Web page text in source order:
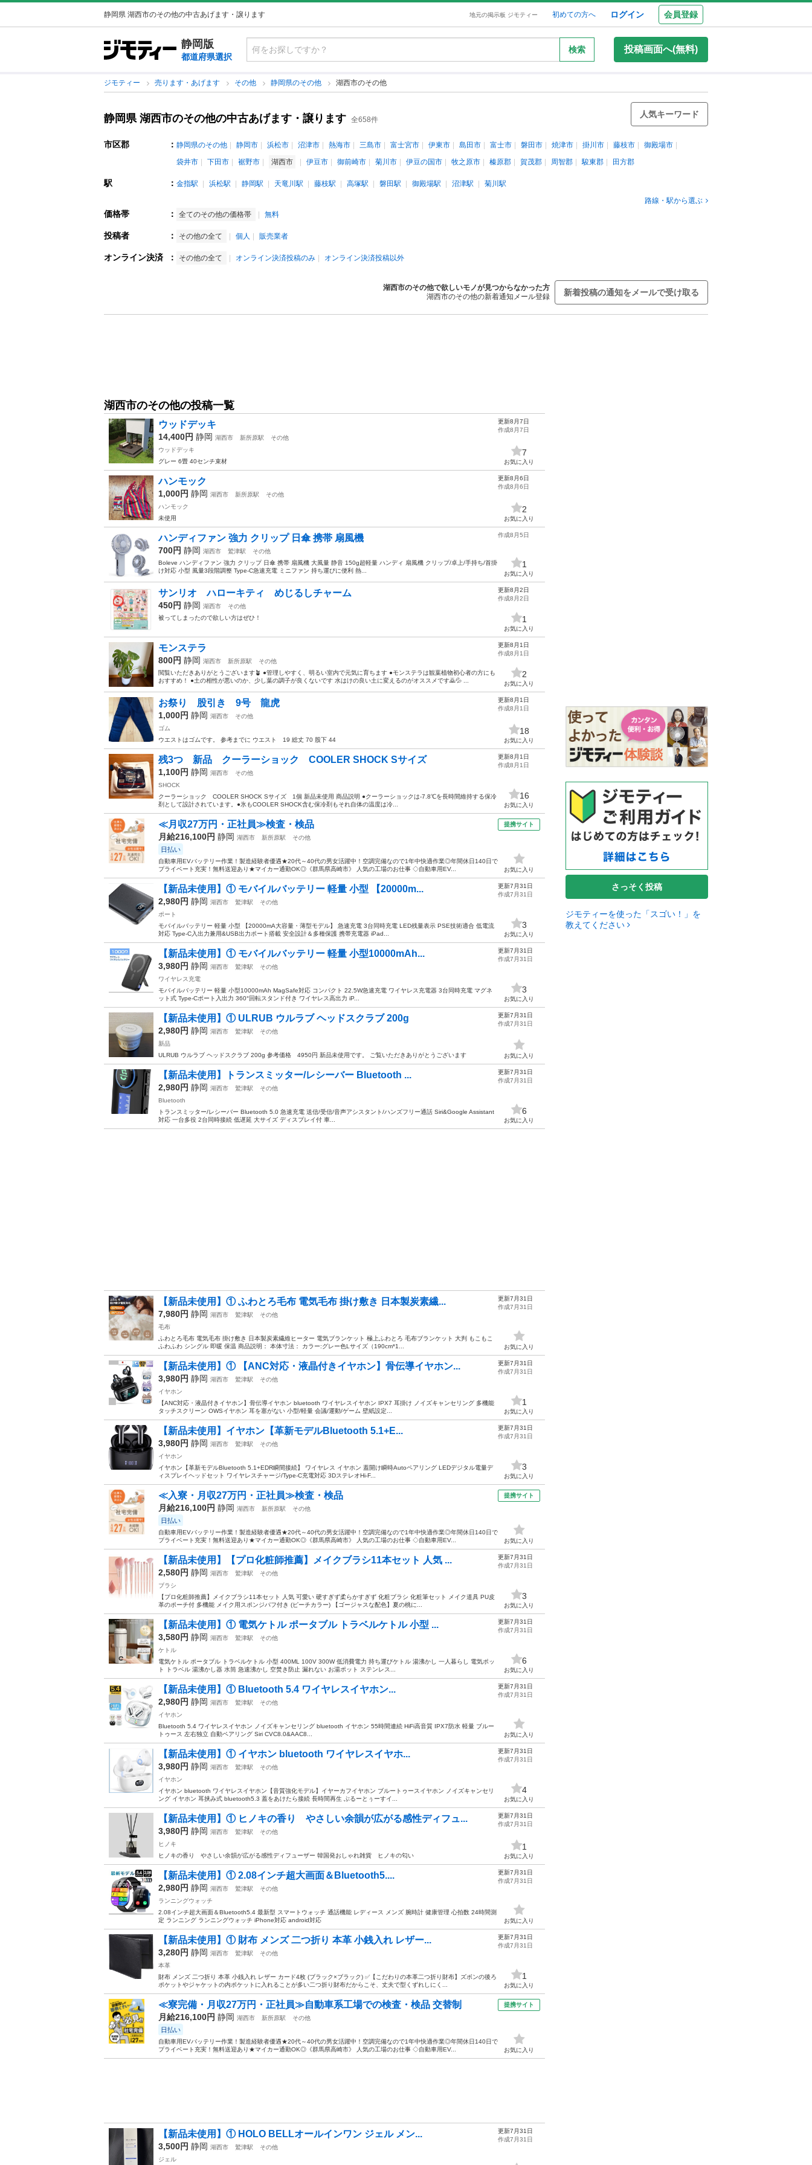
静岡県 湖西市のその他の中古あげます・譲ります 地元の掲示板 ジモティー 初めての方へ ログイン 会員登録
静岡版
都道府県選択
検索 投稿画面へ(無料)
ジモティー 売ります・あげます その他 静岡県のその他 湖西市のその他
静岡県 湖西市のその他の中古あげます・譲ります 全658件
人気キーワード
市区郡 ： 静岡県のその他 静岡市 浜松市 沼津市 熱海市 三島市 富士宮市 伊東市 島田市 富士市 磐田市 焼津市 掛川市 藤枝市
御殿場市
袋井市
下田市 裾野市 湖西市 伊豆市 御前崎市 菊川市 伊豆の国市 牧之原市 榛原郡 賀茂郡 周智郡 駿東郡 田方郡
駅 ： 金指駅 浜松駅 静岡駅 天竜川駅 藤枝駅 高塚駅 磐田駅 御殿場駅 沼津駅
菊川駅
路線・駅から選ぶ
価格帯 ： 全てのその他の価格帯 無料
投稿者 ： その他の全て 個人 販売業者
オンライン決済 ： その他の全て オンライン決済投稿のみ オンライン決済投稿以外
湖西市のその他で欲しいモノが見つからなかった方
湖西市のその他の新着通知メール登録
新着投稿の通知をメールで受け取る
湖西市のその他の投稿一覧
ウッドデッキ
14,400円 静岡 湖西市 新所原駅
その他
ウッドデッキ
グレー 6畳 40センチ束材
更新8月7日
作成8月7日
7
お気に入り
ハンモック
1,000円 静岡 湖西市 新所原駅
その他
ハンモック
未使用
更新8月6日
作成8月6日
2
お気に入り
ハンディファン 強力 クリップ 日傘 携帯 扇風機
700円 静岡 湖西市 鷲津駅
その他
Boleve ハンディファン 強力 クリップ 日傘 携帯 扇風機 大風量 静音 150g超軽量 ハンディ 扇風機 クリップ/卓上/手持ち/首掛
け対応 小型 風量3段階調整 Type-C急速充電 ミニファン 持ち運びに便利 熱...
作成8月5日
1
お気に入り
サンリオ ハローキティ めじるしチャーム
450円 静岡 湖西市
その他
被ってしまったので欲しい方はぜひ！
更新8月2日
作成8月2日
1
お気に入り
モンステラ
800円 静岡 湖西市 新所原駅
その他
閲覧いただきありがとうございます🪴 ●管理しやすく、明るい室内で元気に育ちます ●モンステラは観葉植物初心者の方にも
おすすめ！ ●土の相性が悪いのか、少し葉の調子が良くないです 水はけの良い土に変えるのがオススメです🙇💦 ...
更新8月1日
作成8月1日
2
お気に入り
お祭り 股引き 9号 龍虎
1,000円 静岡 湖西市
その他
ゴム
ウエストはゴムです。 参考までに ウエスト 19 総丈 70 股下 44
更新8月1日
作成8月1日
18
お気に入り
残3つ 新品 クーラーショック COOLER SHOCK Sサイズ
1,100円 静岡 湖西市
その他
SHOCK
クーラーショック COOLER SHOCK Sサイズ 1個 新品未使用 商品説明 ●クーラーショックは-7.8℃を長時間維持する保冷
剤として設計されています。●氷もCOOLER SHOCK含む保冷剤もそれ自体の温度は冷...
更新8月1日
作成8月1日
16
お気に入り
≪月収27万円・正社員≫検査・検品
月給216,100円 静岡 湖西市 新所原駅 その他
日払い
自動車用EVバッテリー作業！製造経験者優遇★20代～40代の男女活躍中！空調完備なので1年中快適作業◎年間休日140日で
プライベート充実！無料送迎あり★マイカー通勤OK◎《群馬県高崎市》 人気の工場のお仕事 ◇自動車用EV...
提携サイト
お気に入り
【新品未使用】① モバイルバッテリー 軽量 小型 【20000m...
2,980円 静岡 湖西市 鷲津駅
その他
ポート
モバイルバッテリー 軽量 小型 【20000mA大容量・薄型モデル】 急速充電 3台同時充電 LED残量表示 PSE技術適合 低電流
対応 Type-C入出力兼用&USB出力ポート搭載 安全設計＆多種保護 携帯充電器 iPad...
更新7月31日
作成7月31日
3
お気に入り
【新品未使用】① モバイルバッテリー 軽量 小型10000mAh...
3,980円 静岡 湖西市 鷲津駅
その他
ワイヤレス充電
モバイルバッテリー 軽量 小型10000mAh MagSafe対応 コンパクト 22.5W急速充電 ワイヤレス充電器 3台同時充電 マグネ
ット式 Type-Cポート入出力 360°回転スタンド付き ワイヤレス高出力 iP...
更新7月31日
作成7月31日
3
お気に入り
【新品未使用】① ULRUB ウルラブ ヘッドスクラブ 200g
2,980円 静岡 湖西市 鷲津駅
その他
新品
ULRUB ウルラブ ヘッドスクラブ 200g 参考価格 4950円 新品未使用です。 ご覧いただきありがとうございます
更新7月31日
作成7月31日
お気に入り
【新品未使用】トランスミッター/レシーバー Bluetooth ...
2,980円 静岡 湖西市 鷲津駅
その他
Bluetooth
トランスミッター/レシーバー Bluetooth 5.0 急速充電 送信/受信/音声アシスタント/ハンズフリー通話 Siri&Google Assistant
対応 一台多役 2台同時接続 低遅延 大サイズ ディスプレイ付 車...
更新7月31日
作成7月31日
6
お気に入り
【新品未使用】① ふわとろ毛布 電気毛布 掛け敷き 日本製炭素繊...
7,980円 静岡 湖西市 鷲津駅
その他
毛布
ふわとろ毛布 電気毛布 掛け敷き 日本製炭素繊維ヒーター 電気ブランケット 極上ふわとろ 毛布ブランケット 大判 もこもこ
ふわふわ シングル 即暖 保温 商品説明： 本体寸法： カラー:グレー色Lサイズ（190cm*1...
更新7月31日
作成7月31日
お気に入り
【新品未使用】① 【ANC対応・液晶付きイヤホン】骨伝導イヤホン...
3,980円 静岡 湖西市 鷲津駅
その他
イヤホン
【ANC対応・液晶付きイヤホン】骨伝導イヤホン bluetooth ワイヤレスイヤホン IPX7 耳掛け ノイズキャンセリング 多機能
タッチスクリーン OWSイヤホン 耳を塞がない 小型/軽量 会議/運動/ゲーム 壁紙設定...
更新7月31日
作成7月31日
1
お気に入り
【新品未使用】イヤホン【革新モデルBluetooth 5.1+E...
3,980円 静岡 湖西市 鷲津駅
その他
イヤホン
イヤホン【革新モデルBluetooth 5.1+EDR瞬間接続】 ワイヤレス イヤホン 蓋開け瞬時Autoペアリング LEDデジタル電量デ
ィスプレイヘッドセット ワイヤレスチャージ/Type-C充電対応 3DステレオHi-F...
更新7月31日
作成7月31日
3
お気に入り
≪入寮・月収27万円・正社員≫検査・検品
月給216,100円 静岡 湖西市 新所原駅 その他
日払い
自動車用EVバッテリー作業！製造経験者優遇★20代～40代の男女活躍中！空調完備なので1年中快適作業◎年間休日140日で
プライベート充実！無料送迎あり★マイカー通勤OK◎《群馬県高崎市》 人気の工場のお仕事 ◇自動車用EV...
提携サイト
お気に入り
【新品未使用】【プロ化粧師推薦】メイクブラシ11本セット 人気 ...
2,580円 静岡 湖西市 鷲津駅
その他
ブラシ
【プロ化粧師推薦】メイクブラシ11本セット 人気 可愛い 硬すぎず柔らかすぎず 化粧ブラシ 化粧筆セット メイク道具 PU皮
革のポーチ付 多機能 メイク用スポンジパフ付き (ピーチカラー) 【ゴージャスな配色】夏の桃に...
更新7月31日
作成7月31日
3
お気に入り
【新品未使用】① 電気ケトル ポータブル トラベルケトル 小型 ...
3,580円 静岡 湖西市 鷲津駅
その他
ケトル
電気ケトル ポータブル トラベルケトル 小型 400ML 100V 300W 低消費電力 持ち運びケトル 湯沸かし 一人暮らし 電気ポッ
ト トラベル 湯沸かし器 水筒 急速沸かし 空焚き防止 漏れない お湯ポット ステンレス...
更新7月31日
作成7月31日
6
お気に入り
【新品未使用】① Bluetooth 5.4 ワイヤレスイヤホン...
2,980円 静岡 湖西市 鷲津駅
その他
イヤホン
Bluetooth 5.4 ワイヤレスイヤホン ノイズキャンセリング bluetooth イヤホン 55時間連続 HiFi高音質 IPX7防水 軽量 ブルー
トゥース 左右独立 自動ペアリング Siri CVC8.0&AAC8...
更新7月31日
作成7月31日
お気に入り
【新品未使用】① イヤホン bluetooth ワイヤレスイヤホ...
3,980円 静岡 湖西市 鷲津駅
その他
イヤホン
イヤホン bluetooth ワイヤレスイヤホン【音質強化モデル】イヤーカフイヤホン ブルートゥースイヤホン ノイズキャンセリ
ング イヤホン 耳挟み式 bluetooth5.3 蓋をあけたら接続 長時間再生 ぶるーとぅーすイ...
更新7月31日
作成7月31日
4
お気に入り
【新品未使用】① ヒノキの香り やさしい余韻が広がる感性ディフュ...
3,980円 静岡 湖西市 鷲津駅
その他
ヒノキ
ヒノキの香り やさしい余韻が広がる感性ディフューザー 韓国発おしゃれ雑貨 ヒノキの匂い
更新7月31日
作成7月31日
1
お気に入り
【新品未使用】① 2.08インチ超大画面＆Bluetooth5....
2,980円 静岡 湖西市 鷲津駅
その他
ランニングウォッチ
2.08インチ超大画面＆Bluetooth5.4 最新型 スマートウォッチ 通話機能 レディース メンズ 腕時計 健康管理 心拍数 24時間測
定 ランニング ランニングウォッチ iPhone対応 android対応
更新7月31日
作成7月31日
お気に入り
【新品未使用】① 財布 メンズ 二つ折り 本革 小銭入れ レザー...
3,280円 静岡 湖西市 鷲津駅
その他
本革
財布 メンズ 二つ折り 本革 小銭入れ レザー カード4枚 (ブラック×ブラック) ✅【こだわりの本革二つ折り財布】ズボンの後ろ
ポケットやジャケットの内ポケットに入れることが多い二つ折り財布だからこそ、丈夫で型くずれしにく...
更新7月31日
作成7月31日
1
お気に入り
≪寮完備・月収27万円・正社員≫自動車系工場での検査・検品 交替制
月給216,100円 静岡 湖西市 新所原駅 その他
日払い
自動車用EVバッテリー作業！製造経験者優遇★20代～40代の男女活躍中！空調完備なので1年中快適作業◎年間休日140日で
プライベート充実！無料送迎あり★マイカー通勤OK◎《群馬県高崎市》 人気の工場のお仕事 ◇自動車用EV...
提携サイト
お気に入り
【新品未使用】① HOLO BELLオールインワン ジェル メン...
3,500円 静岡 湖西市 鷲津駅
その他
ジェル
更新7月31日
作成7月31日
さっそく投稿
ジモティーを使った「スゴい！」を
教えてください